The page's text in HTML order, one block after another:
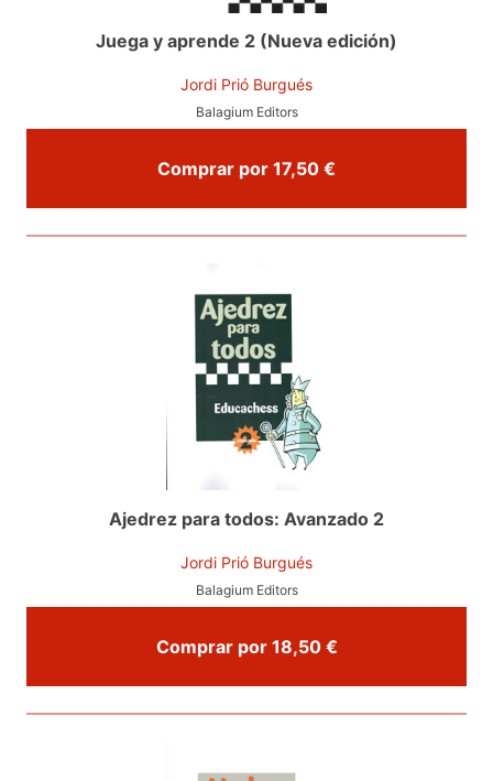
Juega y aprende 2 (Nueva edición)
Jordi Prió Burgués
Balagium Editors
Comprar por 17,50 €
Ajedrez para todos: Avanzado 2
Jordi Prió Burgués
Balagium Editors
Comprar por 18,50 €